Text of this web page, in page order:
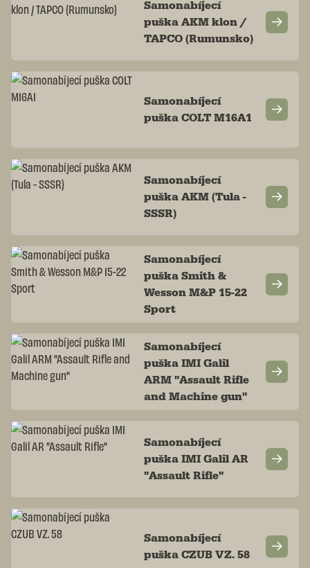
Samonabíjecí
puška AKM klon /
TAPCO (Rumunsko)
Samonabíjecí
puška COLT M16A1
Samonabíjecí
puška AKM (Tula -
SSSR)
Samonabíjecí
puška Smith &
Wesson M&P 15-22
Sport
Samonabíjecí
puška IMI Galil
ARM "Assault Rifle
and Machine gun"
Samonabíjecí
puška IMI Galil AR
"Assault Rifle"
Samonabíjecí
puška CZUB VZ. 58